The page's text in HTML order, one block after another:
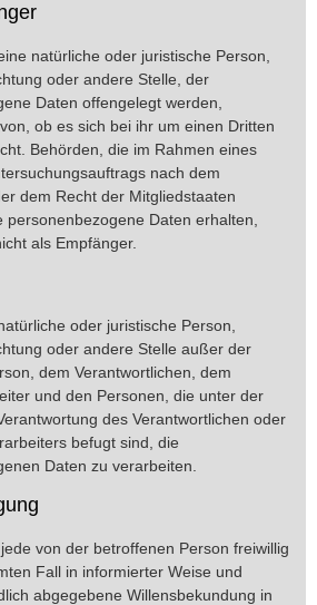
natürliche oder juristische Person,
oder andere Stelle, der
Daten offengelegt werden,
ob es sich bei ihr um einen Dritten
Behörden, die im Rahmen eines
nach dem
dem Recht der Mitgliedstaaten
personenbezogene Daten erhalten,
als Empfänger.
oder juristische Person,
oder andere Stelle außer der
dem Verantwortlichen, dem
und den Personen, die unter der
des Verantwortlichen oder
befugt sind, die
Daten zu verarbeiten.
von der betroffenen Person freiwillig
Fall in informierter Weise und
abgegebene Willensbekundung in